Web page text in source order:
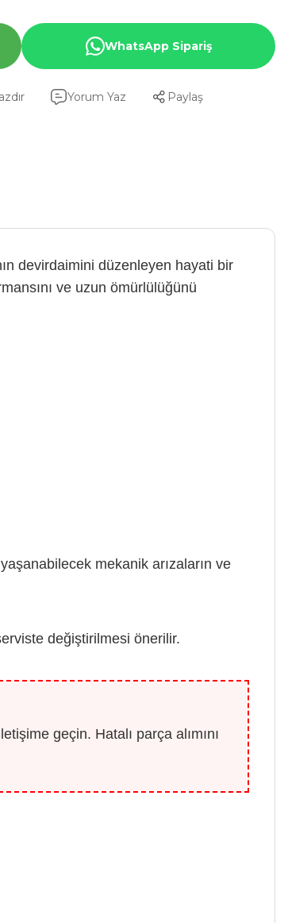
WhatsApp Sipariş
Yorum Yaz Paylaş
devirdaimini düzenleyen hayati bir
ve uzun ömürlülüğünü
mekanik arızaların ve
değiştirilmesi önerilir.
geçin. Hatalı parça alımını